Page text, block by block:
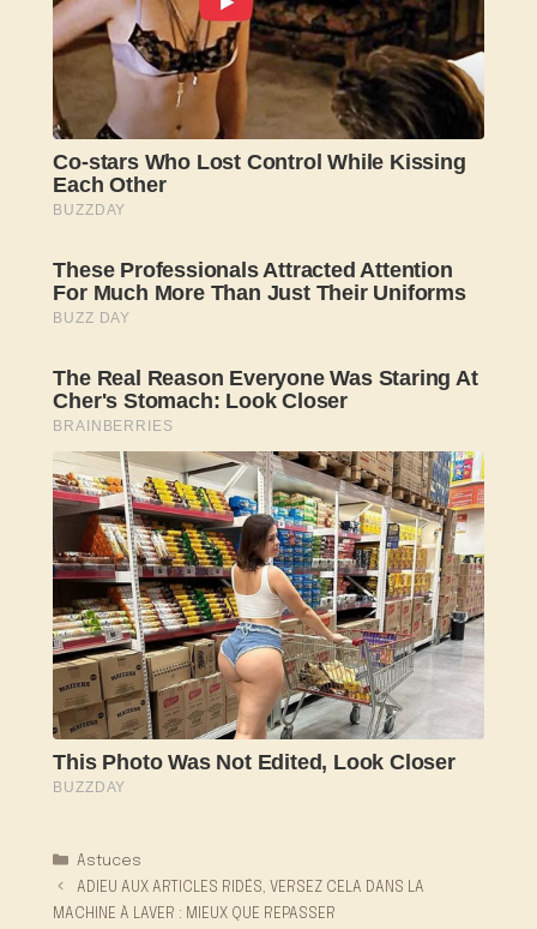
Catégories
Astuces
ADIEU AUX ARTICLES RIDÉS, VERSEZ CELA DANS LA
MACHINE À LAVER : MIEUX QUE REPASSER